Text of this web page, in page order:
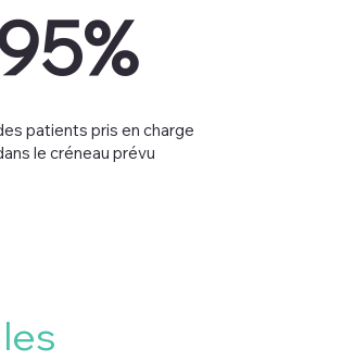
patients pris en charge
le créneau prévu
les